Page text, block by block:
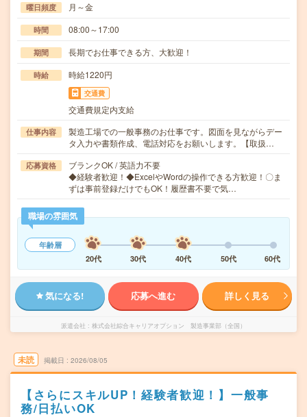
曜日頻度 月～金
時間 08:00～17:00
期間 長期でお仕事できる方、大歓迎！
時給 時給1220円
交通費
交通費規定内支給
仕事内容
製造工場での一般事務のお仕事です。図面を見ながらデー
タ入力や書類作成、電話対応をお願いします。【取扱…
応募資格
ブランクOK / 英語力不要
◆経験者歓迎！◆ExcelやWordの操作できる方歓迎！〇ま
ずは事前登録だけでもOK！履歴書不要で気…
職場の雰囲気
年齢層
20代
30代 40代 50代 60代
気になる! 応募へ進む 詳しく見る
派遣会社 株式会社綜合キャリアオプション 製造事業部（全国）
未読 掲載日 2026/08/05
【さらにスキルUP！経験者歓迎！】一般事
務/日払いOK